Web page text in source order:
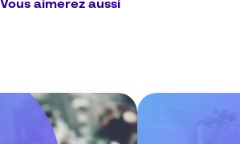
Vous aimerez aussi